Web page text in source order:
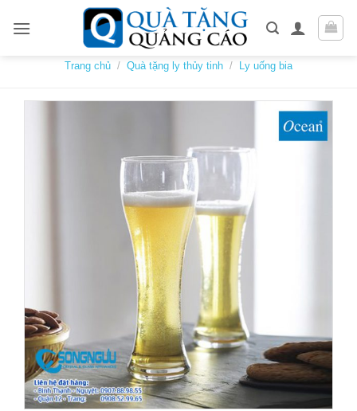
Trang chủ / Quà tặng ly thủy tinh / Ly uống bia